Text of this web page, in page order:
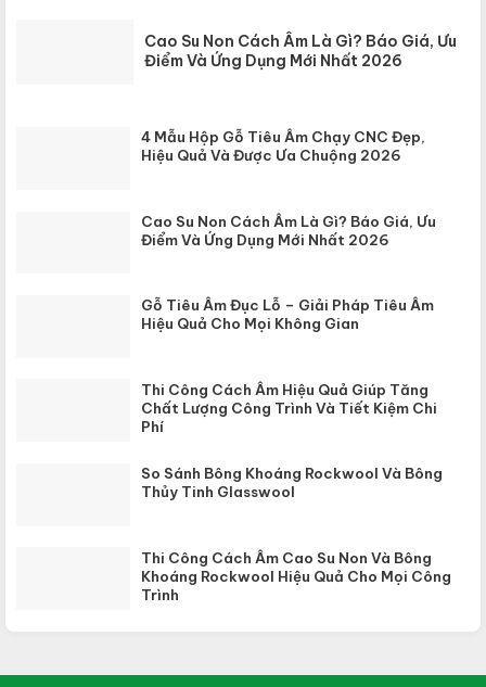
Cao Su Non Cách Âm Là Gì? Báo Giá, Ưu
Điểm Và Ứng Dụng Mới Nhất 2026
4 Mẫu Hộp Gỗ Tiêu Âm Chạy CNC Đẹp,
Hiệu Quả Và Được Ưa Chuộng 2026
Cao Su Non Cách Âm Là Gì? Báo Giá, Ưu
Điểm Và Ứng Dụng Mới Nhất 2026
Gỗ Tiêu Âm Đục Lỗ – Giải Pháp Tiêu Âm
Hiệu Quả Cho Mọi Không Gian
Thi Công Cách Âm Hiệu Quả Giúp Tăng
Chất Lượng Công Trình Và Tiết Kiệm Chi
Phí
So Sánh Bông Khoáng Rockwool Và Bông
Thủy Tinh Glasswool
Thi Công Cách Âm Cao Su Non Và Bông
Khoáng Rockwool Hiệu Quả Cho Mọi Công
Trình